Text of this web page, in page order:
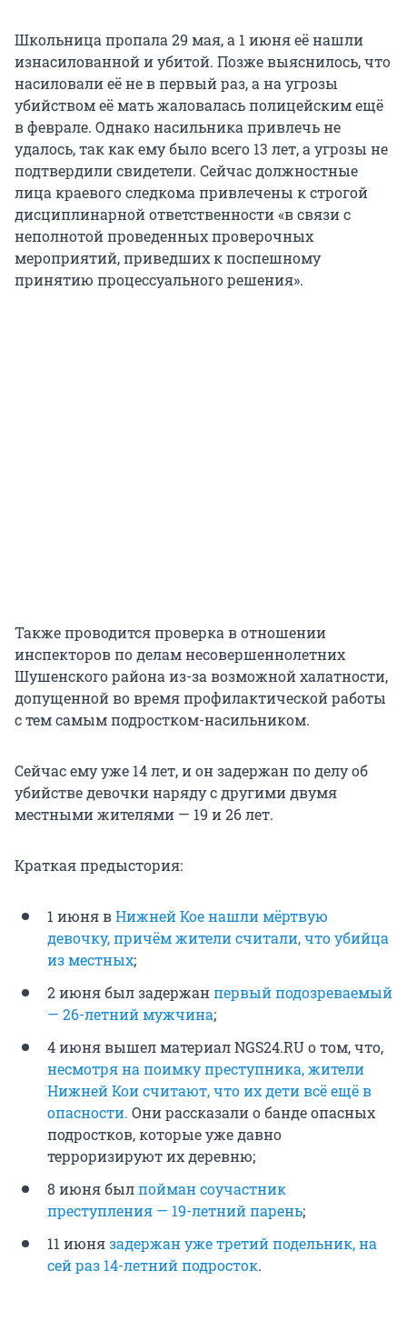
Школьница пропала 29 мая, а 1 июня её нашли
изнасилованной и убитой. Позже выяснилось, что
насиловали её не в первый раз, а на угрозы
убийством её мать жаловалась полицейским ещё
в феврале. Однако насильника привлечь не
удалось, так как ему было всего 13 лет, а угрозы не
подтвердили свидетели. Сейчас должностные
лица краевого следкома привлечены к строгой
дисциплинарной ответственности «в связи с
неполнотой проведенных проверочных
мероприятий, приведших к поспешному
принятию процессуального решения».
Также проводится проверка в отношении
инспекторов по делам несовершеннолетних
Шушенского района из-за возможной халатности,
допущенной во время профилактической работы
с тем самым подростком-насильником.
Сейчас ему уже 14 лет, и он задержан по делу об
убийстве девочки наряду с другими двумя
местными жителями — 19 и 26 лет.
Краткая предыстория:
1 июня вНижней Кое нашли мёртвую
девочку, причём жители считали, что убийца
из местных;
2 июня был задержанпервый подозреваемый
— 26-летний мужчина;
4 июня вышел материал NGS24.RU о том, что,
несмотря на поимку преступника, жители
Нижней Кои считают, что их дети всё ещё в
опасности. Они рассказали о банде опасных
подростков, которые уже давно
терроризируют их деревню;
8 июня былпойман соучастник
преступления — 19-летний парень;
11 июнязадержан уже третий подельник, на
сей раз 14-летний подросток.